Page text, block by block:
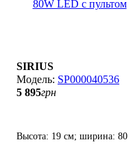
SIRIUS
SP000040536
5 895грн
Высота: 19 см; ширина: 80